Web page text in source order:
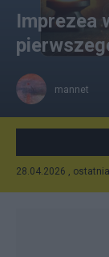
Kuźnia idei
Imprezea
mannet
28.04.2026 ,